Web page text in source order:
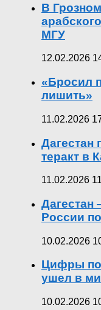
В
МГУ
12.02.2026
«Бросил
лишить»
11.02.2026
Дагестан
теракт в
11.02.2026
Дагестан
России
10.02.2026
Цифры
ушел в
10.02.2026